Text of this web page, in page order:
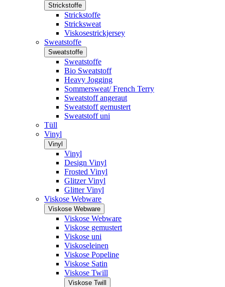
Strickstoffe
Strickstoffe
Stricksweat
Viskosestrickjersey
Sweatstoffe
Sweatstoffe
Sweatstoffe
Bio Sweatstoff
Heavy Jogging
Sommersweat/ French Terry
Sweatstoff angeraut
Sweatstoff gemustert
Sweatstoff uni
Tüll
Vinyl
Vinyl
Vinyl
Design Vinyl
Frosted Vinyl
Glitzer Vinyl
Glitter Vinyl
Viskose Webware
Viskose Webware
Viskose Webware
Viskose gemustert
Viskose uni
Viskoseleinen
Viskose Popeline
Viskose Satin
Viskose Twill
Viskose Twill